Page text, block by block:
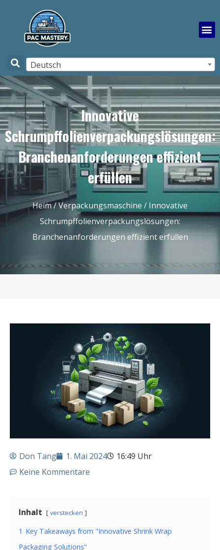
Deutsch
Innovative
Schrumpffolienverpackungslösungen:
Branchenanforderungen effizient
erfüllen
Heim/Verpackungsmaschine / Innovative
Schrumpffolienverpackungslösungen:
Branchenanforderungen effizient erfüllen
Don Tang 1. Mai 2024
16:49 Uhr
Keine Kommentare
Inhalt verstecken
1 Key Takeaways from "Innovative Shrink Wrap
Packaging Solutions"